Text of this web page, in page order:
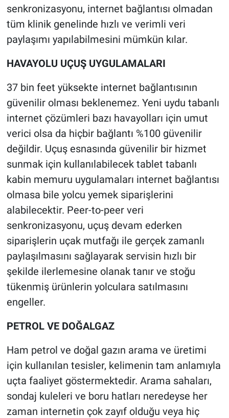
senkronizasyonu, internet bağlantısı olmadan
tüm klinik genelinde hızlı ve verimli veri
paylaşımı yapılabilmesini mümkün kılar.
HAVAYOLU UÇUŞ UYGULAMALARI
37 bin feet yüksekte internet bağlantısının
güvenilir olması beklenemez. Yeni uydu tabanlı
internet çözümleri bazı havayolları için umut
verici olsa da hiçbir bağlantı %100 güvenilir
değildir. Uçuş esnasında güvenilir bir hizmet
sunmak için kullanılabilecek tablet tabanlı
kabin memuru uygulamaları internet bağlantısı
olmasa bile yolcu yemek siparişlerini
alabilecektir. Peer-to-peer veri
senkronizasyonu, uçuş devam ederken
siparişlerin uçak mutfağı ile gerçek zamanlı
paylaşılmasını sağlayarak servisin hızlı bir
şekilde ilerlemesine olanak tanır ve stoğu
tükenmiş ürünlerin yolculara satılmasını
engeller.
PETROL VE DOĞALGAZ
Ham petrol ve doğal gazın arama ve üretimi
için kullanılan tesisler, kelimenin tam anlamıyla
uçta faaliyet göstermektedir. Arama sahaları,
sondaj kuleleri ve boru hatları neredeyse her
zaman internetin çok zayıf olduğu veya hiç